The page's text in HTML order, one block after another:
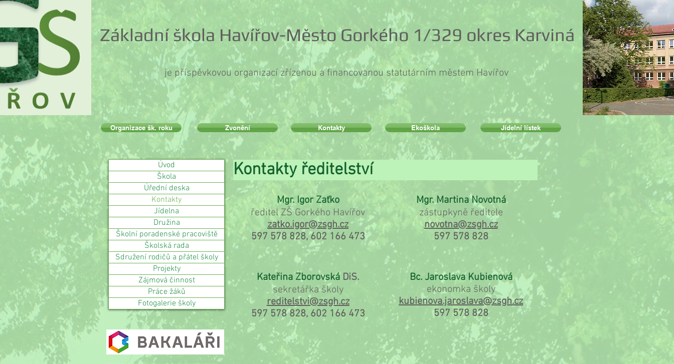
Základní škola Havířov-Město Gorkého 1/329 okres Karviná
je příspěvkovou organizací zřízenou a financovanou statutárním městem Havířov
Kontakty ředitelství
Mgr. Igor Zaťko
ředitel ZŠ Gorkého Havířov
zatko.igor@zsgh.cz
597 578 828, 602 166 473
Mgr. Martina Novotná
zástupkyně ředitele
novotna@zsgh.cz
597 578 828
Kateřina ZborovskáDiS.
sekretářka školy
reditelstvi@zsgh.cz
597 578 828, 602 166 473
Bc. Jaroslava Kubienová
ekonomka školy
kubienova.jaroslava@zsgh.cz
597 578 828
Organizace šk. roku Zvonění Kontakty Ekoškola Jídelní lístek
Úvod
Škola
Úřední deska
Kontakty
Jídelna
Družina
Školní poradenské pracoviště
Školská rada
Sdružení rodičů a přátel školy
Projekty
Zájmová činnost
Práce žáků
Fotogalerie školy